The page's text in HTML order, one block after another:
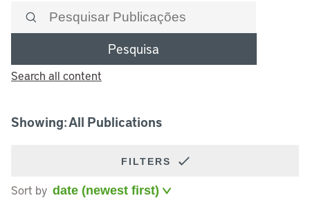
Pesquisa
Search all content
Showing: All Publications
FILTERS
Sort by